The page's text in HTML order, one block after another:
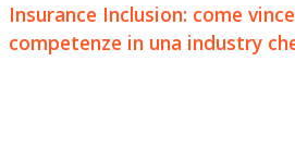
Insurance Inclusion: come
competenze in una industry